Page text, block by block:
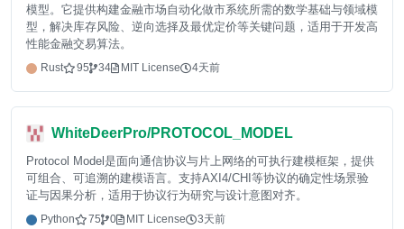
模型。它提供构建金融市场自动化做市系统所需的数学基础与领域模
型，解决库存风险、逆向选择及最优定价等关键问题，适用于开发高
性能金融交易算法。
Rust 95 34 MIT License 4天前
WhiteDeerPro/PROTOCOL_MODEL
Protocol Model是面向通信协议与片上网络的可执行建模框架，提供
可组合、可追溯的建模语言。支持AXI4/CHI等协议的确定性场景验
证与因果分析，适用于协议行为研究与设计意图对齐。
Python 75 0 MIT License 3天前